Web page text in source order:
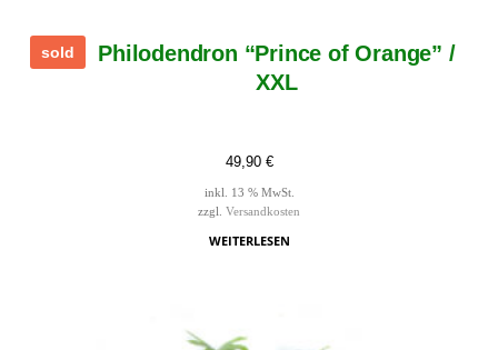
sold
Philodendron “Prince of Orange” /
XXL
49,90 €
inkl. 13 % MwSt.
zzgl. Versandkosten
WEITERLESEN